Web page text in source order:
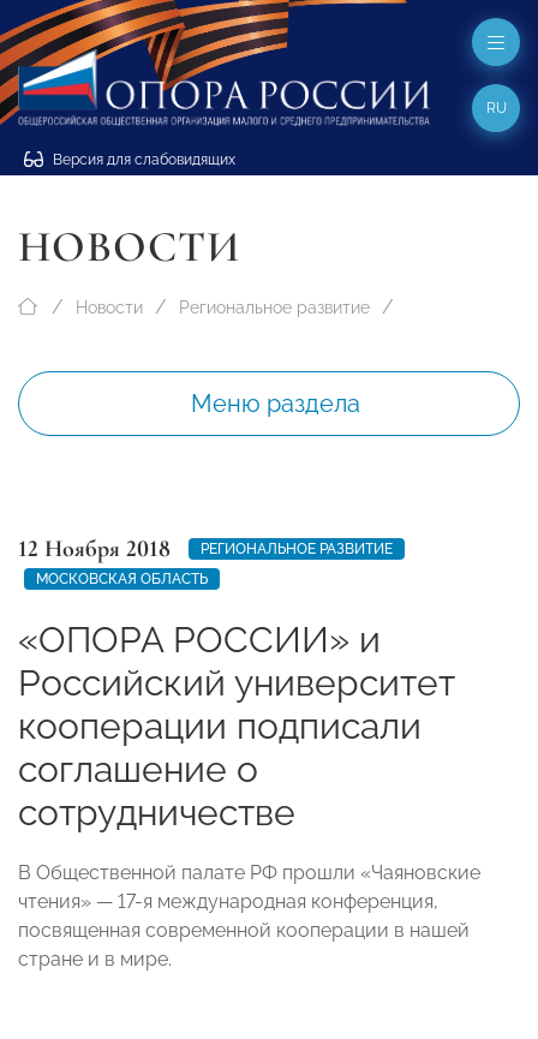
Версия для слабовидящих
RU
НОВОСТИ
Новости Региональное развитие
Меню раздела
12 Ноября 2018
РЕГИОНАЛЬНОЕ РАЗВИТИЕ
МОСКОВСКАЯ ОБЛАСТЬ
«ОПОРА РОССИИ» и
Российский университет
кооперации подписали
соглашение о
сотрудничестве
В Общественной палате РФ прошли «Чаяновские
чтения» — 17-я международная конференция,
посвященная современной кооперации в нашей
стране и в мире.